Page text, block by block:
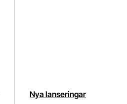
Nya lanseringar